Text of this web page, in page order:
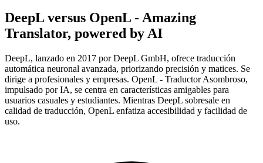
DeepL versus OpenL - Amazing
Translator, powered by AI
DeepL, lanzado en 2017 por DeepL GmbH, ofrece traducción
automática neuronal avanzada, priorizando precisión y matices. Se
dirige a profesionales y empresas. OpenL - Traductor Asombroso,
impulsado por IA, se centra en características amigables para
usuarios casuales y estudiantes. Mientras DeepL sobresale en
calidad de traducción, OpenL enfatiza accesibilidad y facilidad de
uso.